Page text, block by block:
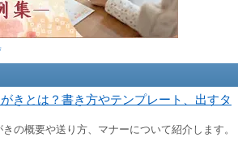
きとは？書き方やテンプレート、出すタ
の概要や送り方、マナーについて紹介します。